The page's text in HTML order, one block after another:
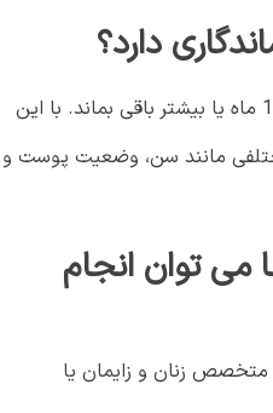
دارد؟
هایفو واژینال می تواند تا 12 ماه یا بیشتر باقی بماند. با این
مانند سن، وضعیت پوست و
می توان انجام
زنان و زایمان یا